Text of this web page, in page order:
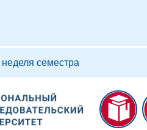
неделя семестра